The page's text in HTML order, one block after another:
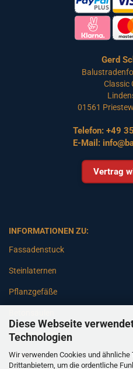
Diese Webseite
Technologien
Wir verwenden Cookies und ähnliche
Drittanbietern, um die ordentliche
Gerd
Classic
01561
Telefon: +49
E-Mail:
Vertrag
INFORMATIONEN ZU:
Fassadenstuck
Steinlaternen
Pflanzgefäße
Gartenbänke
Pfeiler